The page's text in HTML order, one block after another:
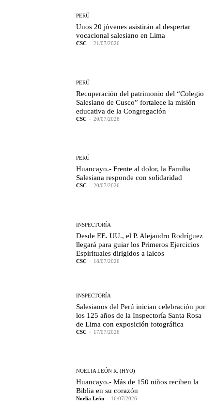
PERÚ
Unos 20 jóvenes asistirán al despertar
vocacional salesiano en Lima
CSC - 21/07/2026
PERÚ
Recuperación del patrimonio del “Colegio
Salesiano de Cusco” fortalece la misión
educativa de la Congregación
CSC - 20/07/2026
PERÚ
Huancayo.- Frente al dolor, la Familia
Salesiana responde con solidaridad
CSC - 20/07/2026
INSPECTORÍA
Desde EE. UU., el P. Alejandro Rodríguez
llegará para guiar los Primeros Ejercicios
Espirituales dirigidos a laicos
CSC - 18/07/2026
INSPECTORÍA
Salesianos del Perú inician celebración por
los 125 años de la Inspectoría Santa Rosa
de Lima con exposición fotográfica
CSC - 17/07/2026
NOELIA LEÓN R. (HYO)
Huancayo.- Más de 150 niños reciben la
Biblia en su corazón
Noelia León - 16/07/2026